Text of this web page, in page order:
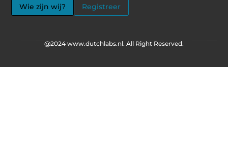
Wie zijn wij? Registreer
@2024 www.dutchlabs.nl. All Right Reserved.